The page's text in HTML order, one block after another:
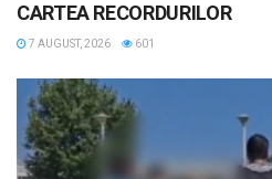
CARTEA RECORDURILOR
7 AUGUST, 2026 601